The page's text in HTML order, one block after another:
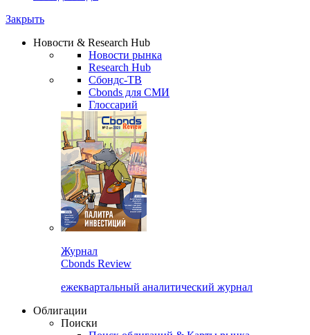
Watchlist
Сбондс Люди
Новости & Research Hub
Новости рынка
Research Hub
Сбондс-ТВ
Cbonds для СМИ
Глоссарий
Cbonds Review